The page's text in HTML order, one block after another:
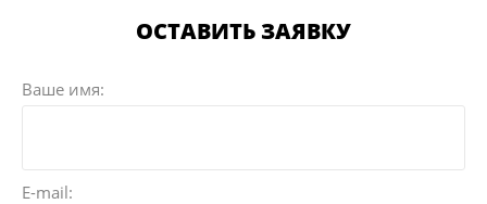
ОСТАВИТЬ ЗАЯВКУ
Ваше имя:
E-mail: